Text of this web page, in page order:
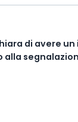
di avere